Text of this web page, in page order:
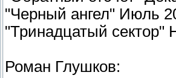
"Черный ангел" Июль
"Тринадцатый сектор"
Роман Глушков: